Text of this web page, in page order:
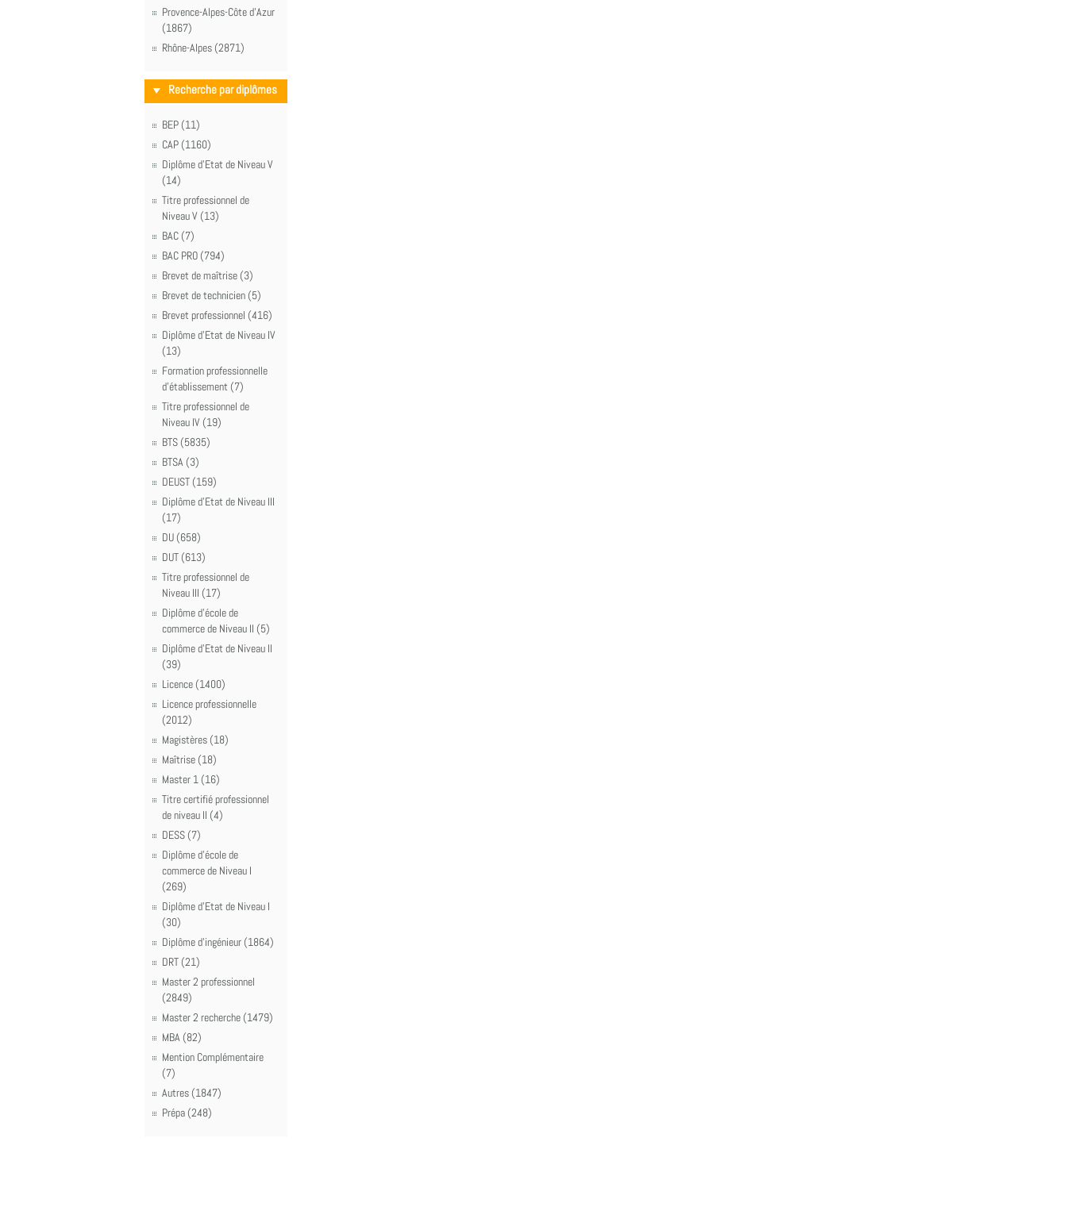
Provence-Alpes-Côte d'Azur
(1867)
Rhône-Alpes (2871)
Recherche par diplômes
BEP (11)
CAP (1160)
Diplôme d'Etat de Niveau V
(14)
Titre professionnel de
Niveau V (13)
BAC (7)
BAC PRO (794)
Brevet de maîtrise (3)
Brevet de technicien (5)
Brevet professionnel (416)
Diplôme d'Etat de Niveau IV
(13)
Formation professionnelle
d'établissement (7)
Titre professionnel de
Niveau IV (19)
BTS (5835)
BTSA (3)
DEUST (159)
Diplôme d'Etat de Niveau III
(17)
DU (658)
DUT (613)
Titre professionnel de
Niveau III (17)
Diplôme d'école de
commerce de Niveau II (5)
Diplôme d'Etat de Niveau II
(39)
Licence (1400)
Licence professionnelle
(2012)
Magistères (18)
Maîtrise (18)
Master 1 (16)
Titre certifié professionnel
de niveau II (4)
DESS (7)
Diplôme d'école de
commerce de Niveau I
(269)
Diplôme d'Etat de Niveau I
(30)
Diplôme d'ingénieur (1864)
DRT (21)
Master 2 professionnel
(2849)
Master 2 recherche (1479)
MBA (82)
Mention Complémentaire
(7)
Autres (1847)
Prépa (248)